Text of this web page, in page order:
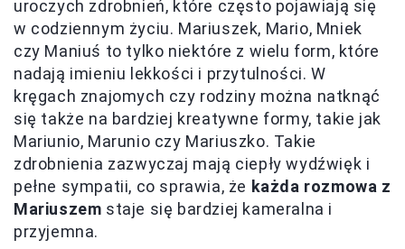
uroczych zdrobnień, które często pojawiają się
w codziennym życiu. Mariuszek, Mario, Mniek
czy Maniuś to tylko niektóre z wielu form, które
nadają imieniu lekkości i przytulności. W
kręgach znajomych czy rodziny można natknąć
się także na bardziej kreatywne formy, takie jak
Mariunio, Marunio czy Mariuszko. Takie
zdrobnienia zazwyczaj mają ciepły wydźwięk i
pełne sympatii, co sprawia, że każda rozmowa z
Mariuszem staje się bardziej kameralna i
przyjemna.